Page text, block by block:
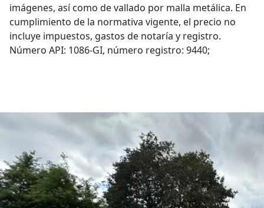
imágenes, así como de vallado por malla metálica. En
cumplimiento de la normativa vigente, el precio no
incluye impuestos, gastos de notaría y registro.
Número API: 1086-GI, número registro: 9440;